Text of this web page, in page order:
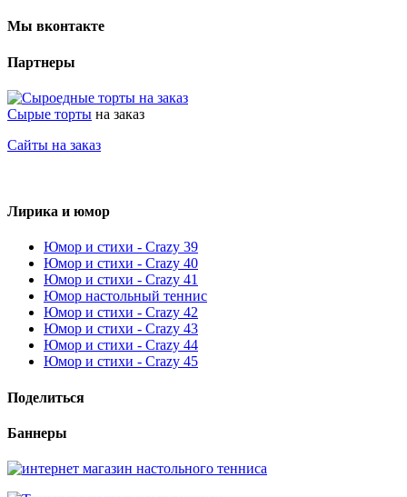
Мы вконтакте
Партнеры
Сырые торты на заказ
Сайты на заказ
Лирика и юмор
Юмор и стихи - Crazy 39
Юмор и стихи - Crazy 40
Юмор и стихи - Crazy 41
Юмор настольный теннис
Юмор и стихи - Crazy 42
Юмор и стихи - Crazy 43
Юмор и стихи - Crazy 44
Юмор и стихи - Crazy 45
Поделиться
Баннеры